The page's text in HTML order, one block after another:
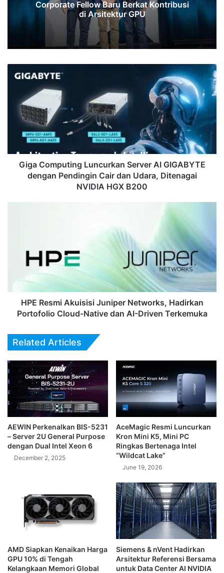
Corporate Fellow Baru Berkat Kontribusi
di Arsitektur GPU
Computing
Luncurkan
Server
GIGABYTE
dengan
Pendingin
Cair
Giga Computing Luncurkan Server AI GIGABYTE
dengan Pendingin Cair dan Udara, Ditenagai
NVIDIA HGX B200
Hadirkan
Cloud-
Native
Terkemuka
HPE Resmi Akuisisi Juniper Networks, Hadirkan
Portofolio Cloud-Native dan AI-Driven Terkemuka
Related Articles
AEWIN Perkenalkan BIS-5231
– Server 2U General Purpose
dengan Dual Intel Xeon 6
December 2, 2025
AceMagic Resmi Luncurkan
Kron Mini K5, Mini PC
Ringkas Bertenaga Intel
“Wildcat Lake”
June 19, 2026
AMD Siapkan Kenaikan Harga
GPU 10% di Tengah
Kelangkaan Memori Global
Siemens & nVent Hadirkan
Arsitektur Referensi Bersama
untuk Data Center AI NVIDIA